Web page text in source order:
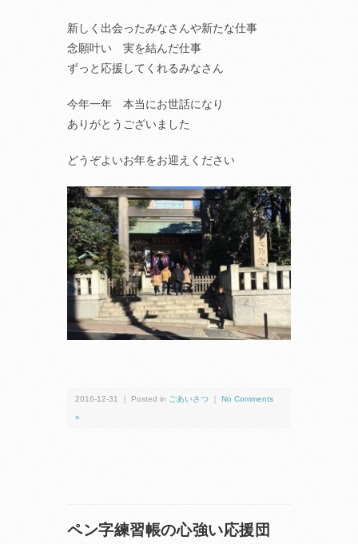
新しく出会ったみなさんや新たな仕事
念願叶い 実を結んだ仕事
ずっと応援してくれるみなさん
今年一年 本当にお世話になり
ありがとうございました
どうぞよいお年をお迎えください
2016-12-31 ｜ Posted in ごあいさつ No Comments
»
ペン字練習帳の心強い応援団